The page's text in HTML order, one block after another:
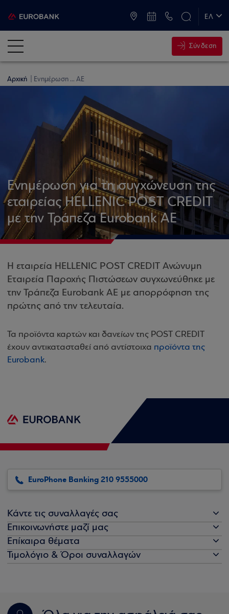
ΕΛ
Σύνδεση
Αρχική Ενημέρωση ... ΑΕ
Ενημέρωση για τη συγχώνευση της
εταιρείας HELLENIC POST CREDIT
με την Τράπεζα Eurobank ΑΕ
Η εταιρεία HELLENIC POST CREDIT Ανώνυμη
Εταιρεία Παροχής Πιστώσεων συγχωνεύθηκε με
την Τράπεζα Eurobank ΑΕ με απορρόφηση της
πρώτης από την τελευταία.
Τα προϊόντα καρτών και δανείων της POST CREDIT
έχουν αντικατασταθεί από αντίστοιχα προϊόντα της
Eurobank.
EuroPhone Banking 210 9555000
Κάντε τις συναλλαγές σας
Επικοινωνήστε μαζί μας
Επίκαιρα θέματα
Τιμολόγιο & Όροι συναλλαγών